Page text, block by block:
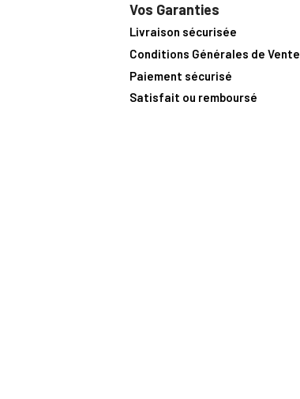
Vos Garanties
Livraison sécurisée
Conditions Générales de Vente
Paiement sécurisé
Satisfait ou remboursé